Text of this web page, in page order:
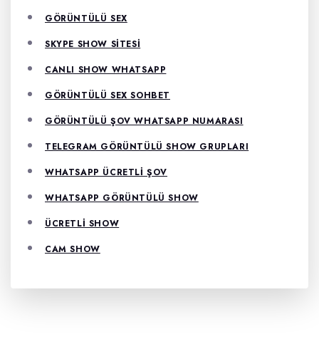
GÖRÜNTÜLÜ SEX
SKYPE SHOW SITESI
CANLI SHOW WHATSAPP
GÖRÜNTÜLÜ SEX SOHBET
GÖRÜNTÜLÜ ŞOV WHATSAPP NUMARASI
TELEGRAM GÖRÜNTÜLÜ SHOW GRUPLARI
WHATSAPP ÜCRETLI ŞOV
WHATSAPP GÖRÜNTÜLÜ SHOW
ÜCRETLI SHOW
CAM SHOW